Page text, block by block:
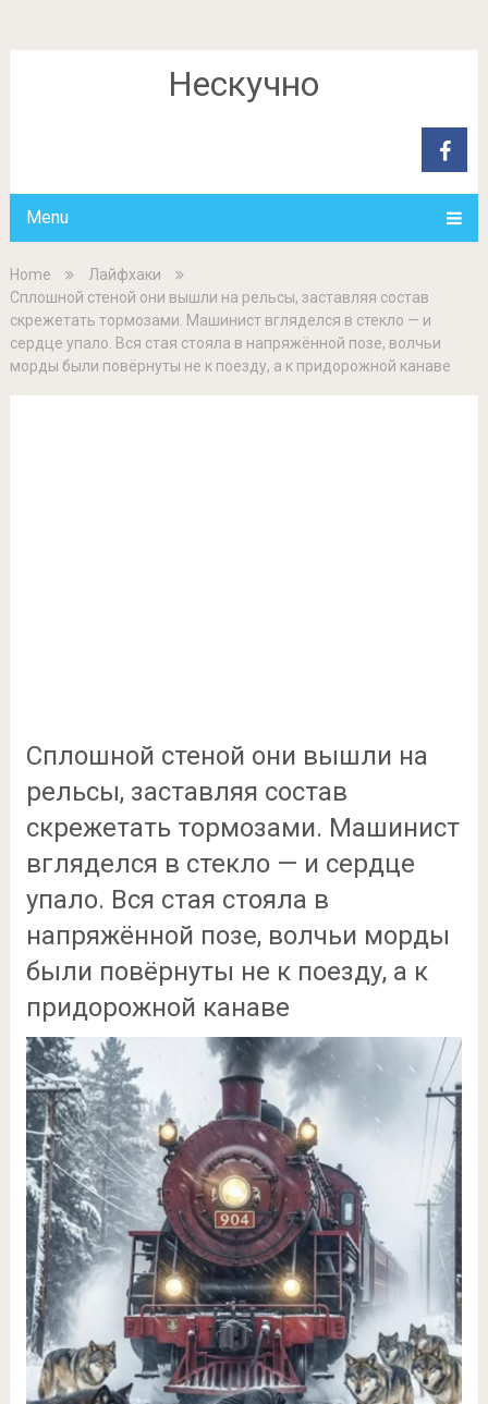
Нескучно
Menu
Home
Лайфхаки
Сплошной стеной они вышли на рельсы, заставляя состав
скрежетать тормозами. Машинист вгляделся в стекло — и
сердце упало. Вся стая стояла в напряжённой позе, волчьи
морды были повёрнуты не к поезду, а к придорожной канаве
Сплошной стеной они вышли на
рельсы, заставляя состав
скрежетать тормозами. Машинист
вгляделся в стекло — и сердце
упало. Вся стая стояла в
напряжённой позе, волчьи морды
были повёрнуты не к поезду, а к
придорожной канаве